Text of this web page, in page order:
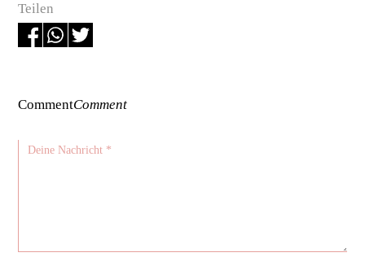
Teilen
CommentComment